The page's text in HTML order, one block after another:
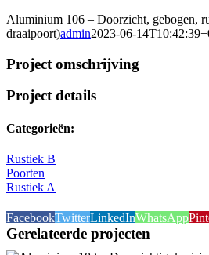
Aluminium 106 – Doorzicht, gebogen,
draaipoort)admin2023-06-
Project omschrijving
Project details
Categorieën:
Rustiek B
Poorten
Rustiek A
FacebookTwitterLinkedInWhatsApp
Gerelateerde projecten